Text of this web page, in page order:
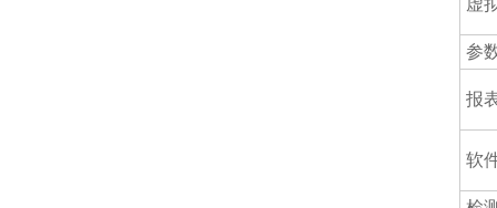
虚
参
报
软